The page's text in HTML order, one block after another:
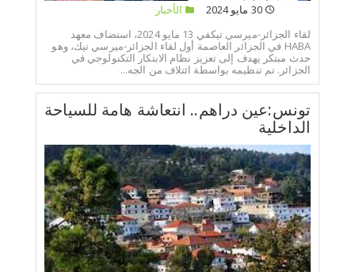
30 مايو 2024
الأخبار
لقاء الجزائر-ميرسي تيكفي 13 مايو 2024، استضاف معهد
HABA في الجزائر العاصمة أول لقاء الجزائر-ميرسي تيك، وهو
حدث مبتكر يهدف إلى تعزيز نظام الابتكار التكنولوجي في
الجزائر. تم تنظيمه بواسطة ائتلاف من الجه...
تونس:عين دراهم.. انتعاشة هامة للسياحة
الداخلية